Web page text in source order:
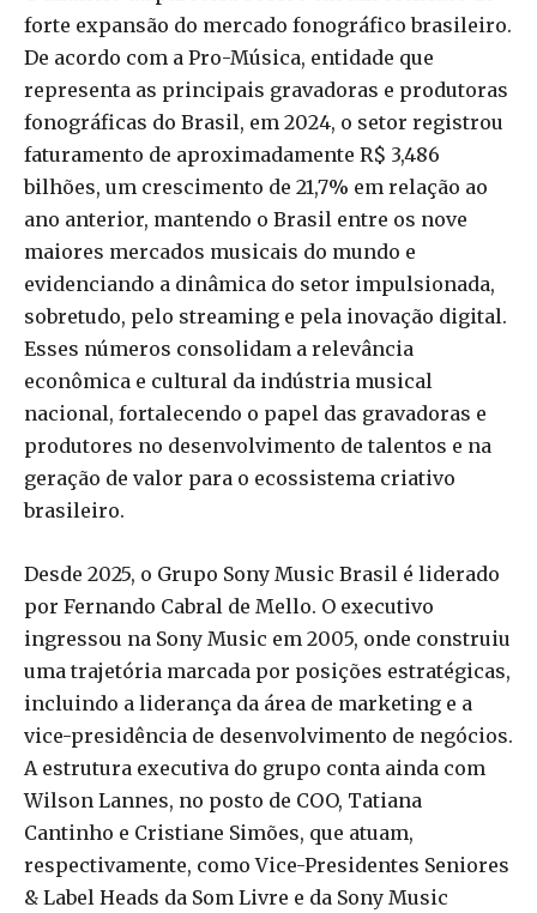
forte expansão do mercado fonográfico brasileiro.
De acordo com a Pro-Música, entidade que
representa as principais gravadoras e produtoras
fonográficas do Brasil, em 2024, o setor registrou
faturamento de aproximadamente R$ 3,486
bilhões, um crescimento de 21,7% em relação ao
ano anterior, mantendo o Brasil entre os nove
maiores mercados musicais do mundo e
evidenciando a dinâmica do setor impulsionada,
sobretudo, pelo streaming e pela inovação digital.
Esses números consolidam a relevância
econômica e cultural da indústria musical
nacional, fortalecendo o papel das gravadoras e
produtores no desenvolvimento de talentos e na
geração de valor para o ecossistema criativo
brasileiro.
Desde 2025, o Grupo Sony Music Brasil é liderado
por Fernando Cabral de Mello. O executivo
ingressou na Sony Music em 2005, onde construiu
uma trajetória marcada por posições estratégicas,
incluindo a liderança da área de marketing e a
vice-presidência de desenvolvimento de negócios.
A estrutura executiva do grupo conta ainda com
Wilson Lannes, no posto de COO, Tatiana
Cantinho e Cristiane Simões, que atuam,
respectivamente, como Vice-Presidentes Seniores
& Label Heads da Som Livre e da Sony Music